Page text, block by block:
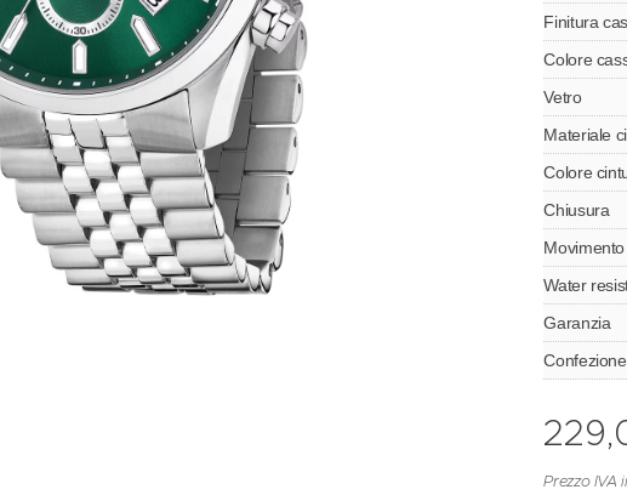
Finitura
Colore
Vetro
Materiale
Colore
Chiusura
Movimento
Water
Garanzia
Confezione
Prezzo IVA